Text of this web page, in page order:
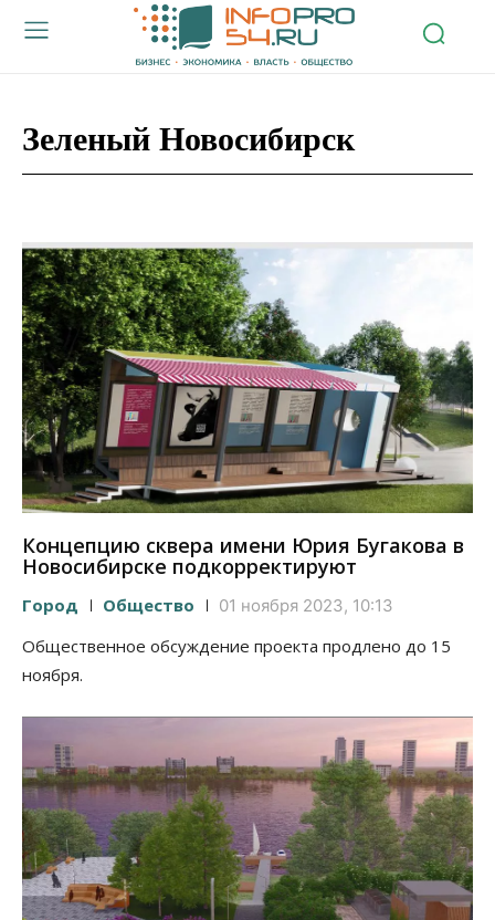
Зеленый Новосибирск
Концепцию сквера имени Юрия Бугакова в
Новосибирске подкорректируют
Город Общество 01 ноября 2023, 10:13
Общественное обсуждение проекта продлено до 15
ноября.